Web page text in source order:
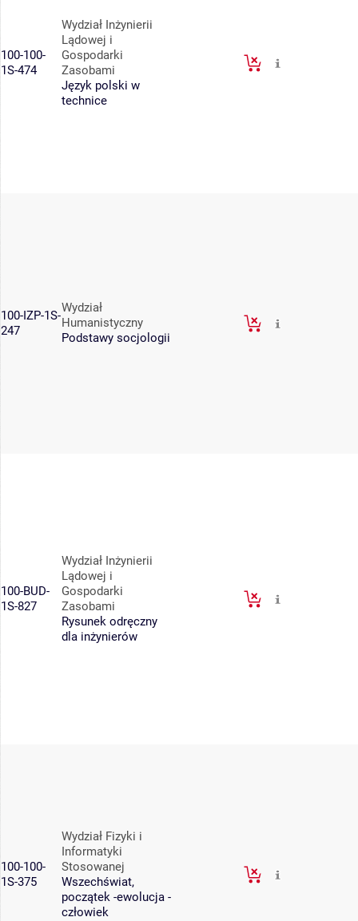
100-100-
1S-474
Wydział Inżynierii
Lądowej i
Gospodarki
Zasobami
Język polski w
technice
100-IZP-1S-
247
Wydział
Humanistyczny
Podstawy socjologii
100-BUD-
1S-827
Wydział Inżynierii
Lądowej i
Gospodarki
Zasobami
Rysunek odręczny
dla inżynierów
100-100-
1S-375
Wydział Fizyki i
Informatyki
Stosowanej
Wszechświat,
początek -ewolucja -
człowiek